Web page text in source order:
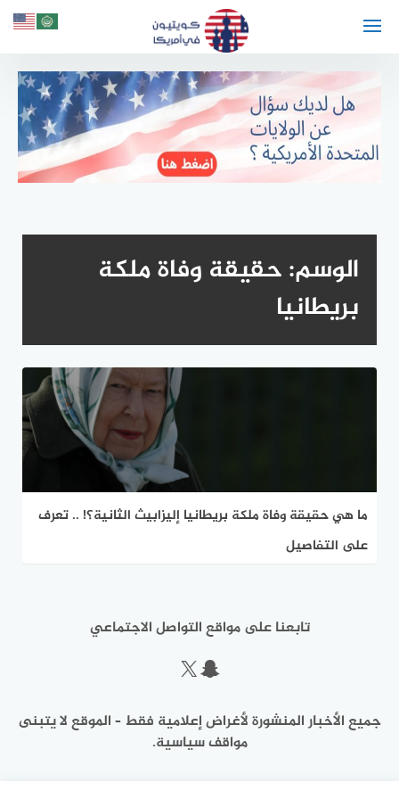
الوسم:حقيقة وفاة ملكة
بريطانيا
ما هي حقيقة وفاة ملكة بريطانيا إليزابيث الثانية؟! .. تعرف
على التفاصيل
تابعنا على مواقع التواصل الاجتماعي
سناب شات
إكس
جميع الأخبار المنشورة لأغراض إعلامية فقط – الموقع لا يتبنى
مواقف سياسية.